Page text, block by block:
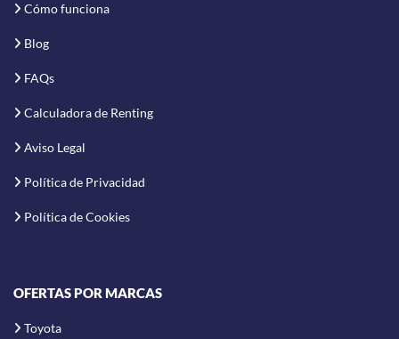
Cómo funciona
Blog
FAQs
Calculadora de Renting
Aviso Legal
Política de Privacidad
Política de Cookies
OFERTAS POR MARCAS
Toyota